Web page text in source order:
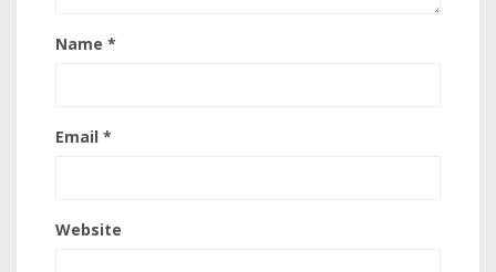
Name *
Email *
Website